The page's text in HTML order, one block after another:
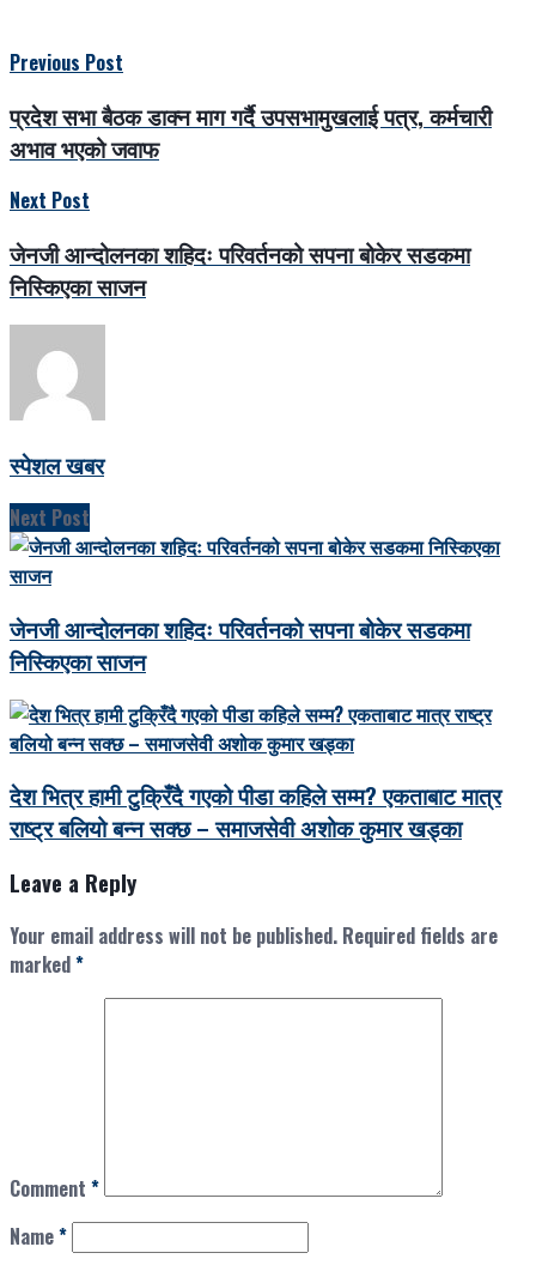
Previous Post
प्रदेश सभा बैठक डाक्न माग गर्दै उपसभामुखलाई पत्र, कर्मचारी
अभाव भएको जवाफ
Next Post
जेनजी आन्दोलनका शहिदः परिवर्तनको सपना बोकेर सडकमा
निस्किएका साजन
स्पेशल खबर
Next Post
जेनजी आन्दोलनका शहिदः परिवर्तनको सपना बोकेर सडकमा
निस्किएका साजन
देश भित्र हामी टुक्रिँदै गएको पीडा कहिले सम्म? एकताबाट मात्र
राष्ट्र बलियो बन्न सक्छ – समाजसेवी अशोक कुमार खड्का
Leave a Reply
Your email address will not be published. Required fields are
marked*
Comment *
Name*